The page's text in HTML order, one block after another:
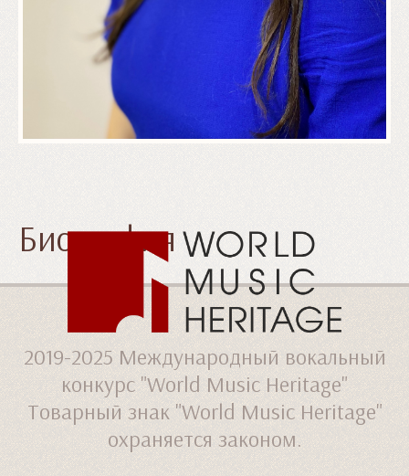
Биография
2019-2025Международный вокальный
конкурс "World Music Heritage"
Товарный знак "World Music Heritage"
охраняется законом.